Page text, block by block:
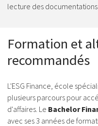
lecture des
Formation et
recommandés
L'ESG Finance, école
plusieurs parcours pour
d'affaires. Le Bachelor
avec ses 3 années de